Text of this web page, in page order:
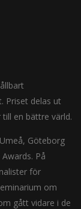
Priset delas ut
en bättre värld.
Göteborg
På
för
om
gått vidare i de